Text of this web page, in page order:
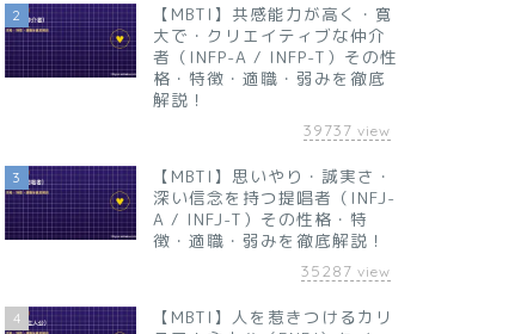
2
【MBTI】共感能力が高く・寛
大で・クリエイティブな仲介
者（INFP-A / INFP-T）その性
格・特徴・適職・弱みを徹底
解説！
39737 view
3
【MBTI】思いやり・誠実さ・
深い信念を持つ提唱者（INFJ-
A / INFJ-T）その性格・特
徴・適職・弱みを徹底解説！
35287 view
4
【MBTI】人を惹きつけるカリ